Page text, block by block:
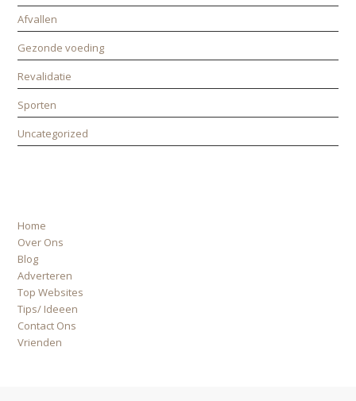
Afvallen
Gezonde voeding
Revalidatie
Sporten
Uncategorized
Home
Over Ons
Blog
Adverteren
Top Websites
Tips/ Ideeen
Contact Ons
Vrienden